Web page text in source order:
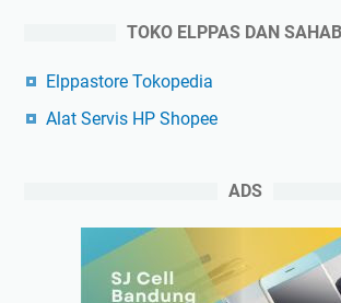
TOKO ELPPAS DAN
Elppastore Tokopedia
Alat Servis HP Shopee
ADS